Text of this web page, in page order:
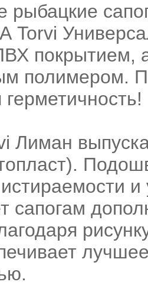
рыбацкие
Torvi
покрытием,
полимером.
Лиман
сапогам